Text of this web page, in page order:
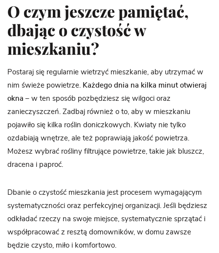
O czym jeszcze pamiętać,
dbając o czystość w
mieszkaniu?
Postaraj się regularnie wietrzyć mieszkanie, aby utrzymać w
nim świeże powietrze. Każdego dnia na kilka minut otwieraj
okna – w ten sposób pozbędziesz się wilgoci oraz
zanieczyszczeń. Zadbaj również o to, aby w mieszkaniu
pojawiło się kilka roślin doniczkowych. Kwiaty nie tylko
ozdabiają wnętrze, ale też poprawiają jakość powietrza.
Możesz wybrać rośliny filtrujące powietrze, takie jak bluszcz,
dracena i paproć.
Dbanie o czystość mieszkania jest procesem wymagającym
systematyczności oraz perfekcyjnej organizacji. Jeśli będziesz
odkładać rzeczy na swoje miejsce, systematycznie sprzątać i
współpracować z resztą domowników, w domu zawsze
będzie czysto, miło i komfortowo.